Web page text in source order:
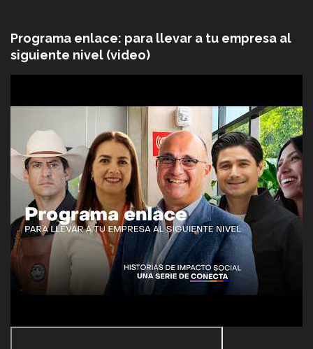
Programa enlace: para llevar a tu empresa al
siguiente nivel (video)